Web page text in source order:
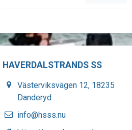
HAVERDALSTRANDS SS
Västerviksvägen 12, 18235
Danderyd
info@hsss.nu